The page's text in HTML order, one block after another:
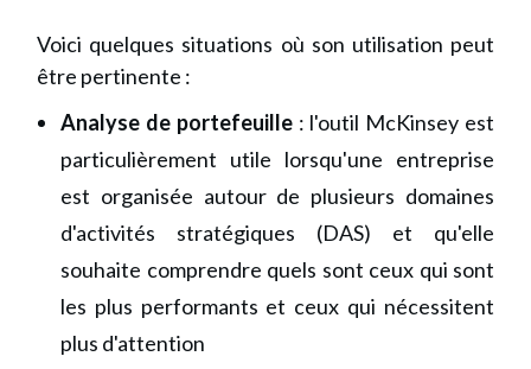
Voici quelques situations où son utilisation peut
être pertinente :
Analyse de portefeuille : l'outil McKinsey est
particulièrement utile lorsqu'une entreprise
est organisée autour de plusieurs domaines
d'activités stratégiques (DAS) et qu'elle
souhaite comprendre quels sont ceux qui sont
les plus performants et ceux qui nécessitent
plus d'attention